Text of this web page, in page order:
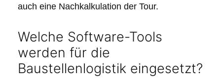
auch eine Nachkalkulation der Tour.
Welche Software-Tools
werden für die
Baustellenlogistik eingesetzt?